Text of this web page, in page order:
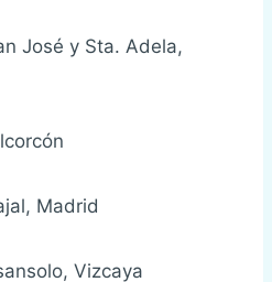
José y Sta. Adela,
Madrid
Vizcaya